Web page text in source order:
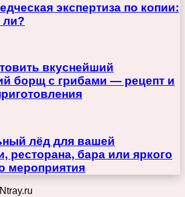
экспертиза по копии:
ли?
вкуснейший
борщ с грибами — рецепт и
лёд для вашей
ресторана, бара или яркого
мероприятия